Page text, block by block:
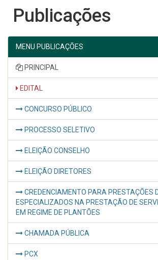
Publicações
MENU PUBLICAÇÕES
PRINCIPAL
EDITAL
CONCURSO PÚBLICO
PROCESSO SELETIVO
ELEIÇÃO CONSELHO
ELEIÇÃO DIRETORES
CREDENCIAMENTO PARA PRESTAÇÕES
ESPECIALIZADOS NA PRESTAÇÃO DE
EM REGIME DE PLANTÕES
CHAMADA PÚBLICA
PCX